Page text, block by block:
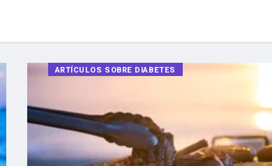
ARTÍCULOS SOBRE DIABETES